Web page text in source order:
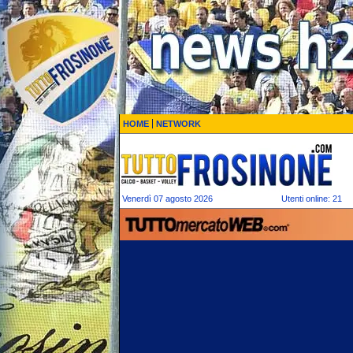
HOME NETWORK
Venerdì 07 agosto 2026 Utenti online: 21